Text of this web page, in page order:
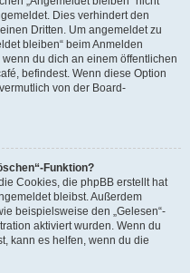
Dies verhindert den
Dritten. Um angemeldet zu
bleiben“ beim Anmelden
du dich an einem öffentlichen
befindest. Wenn diese Option
von der Board-
Funktion?
Cookies, die phpBB erstellt hat
bleibst. Außerdem
beispielsweise den „Gelesen“-
aktiviert wurden. Wenn du
kann es helfen, wenn du die